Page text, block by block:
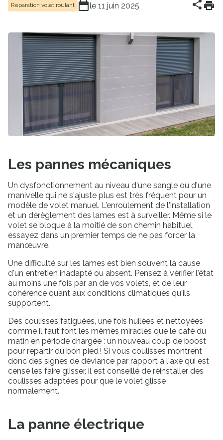
Réparation volet roulant le 11 juin 2025
Les pannes mécaniques
Un dysfonctionnement au niveau d'une sangle ou d'une
manivelle qui ne s'ajuste plus est très fréquent pour un
modèle de volet manuel. L'enroulement de l'installation
et un dérèglement des lames est à surveiller. Même si le
volet se bloque à la moitié de son chemin habituel,
essayez dans un premier temps de ne pas forcer la
manœuvre.
Une difficulté sur les lames est bien souvent la cause
d'un entretien inadapté ou absent. Pensez à vérifier l'état
au moins une fois par an de vos volets, et de leur
cohérence quant aux conditions climatiques qu'ils
supportent.
Des coulisses fatiguées, une fois huilées et nettoyées
comme il faut font les mêmes miracles que le café du
matin en période chargée : un nouveau coup de boost
pour repartir du bon pied ! Si vous coulisses montrent
donc des signes de déviance par rapport à l'axe qui est
censé les faire glisser, il est conseillé de réinstaller des
coulisses adaptées pour que le volet glisse
normalement.
La panne électrique